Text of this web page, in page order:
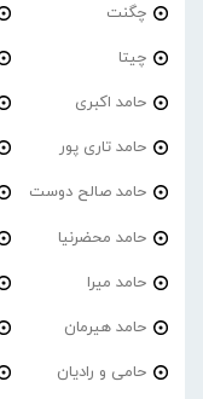
چگنت
چیتا
حامد اکبری
حامد تاری پور
حامد صالح دوست
حامد محضرنیا
حامد میرا
حامد هیرمان
حامی و رادیان